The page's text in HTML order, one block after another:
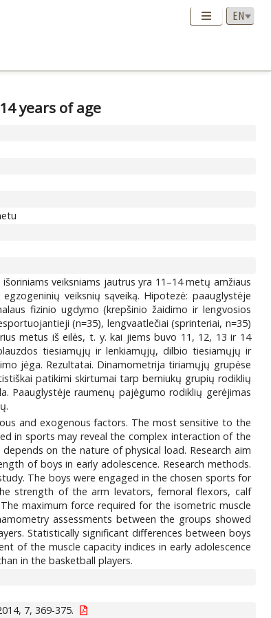
years of age
veiksniams jautrus yra 11–14 metų amžiaus
veiksnių sąveiką. Hipotezė: paauglystėje
fizinio ugdymo (krepšinio žaidimo ir lengvosios
(n=35), lengvaatlečiai (sprinteriai, n=35)
metus iš eilės, t. y. kai jiems buvo 11, 12, 13 ir 14
tiesiamųjų ir lenkiamųjų, dilbio tiesiamųjų ir
jėga. Rezultatai. Dinamometrija tiriamųjų grupėse
patikimi skirtumai tarp berniukų grupių rodiklių
Paauglystėje raumenų pajėgumo rodiklių gerėjimas
and exogenous factors. The most sensitive to the
in sports may reveal the complex interaction of the
on the nature of physical load. Research aim
of boys in early adolescence. Research methods.
The boys were engaged in the chosen sports for
strength of the arm levators, femoral flexors, calf
maximum force required for the isometric muscle
assessments between the groups showed
Statistically significant differences between boys
of the muscle capacity indices in early adolescence
in the basketball players.
7, 369-375.